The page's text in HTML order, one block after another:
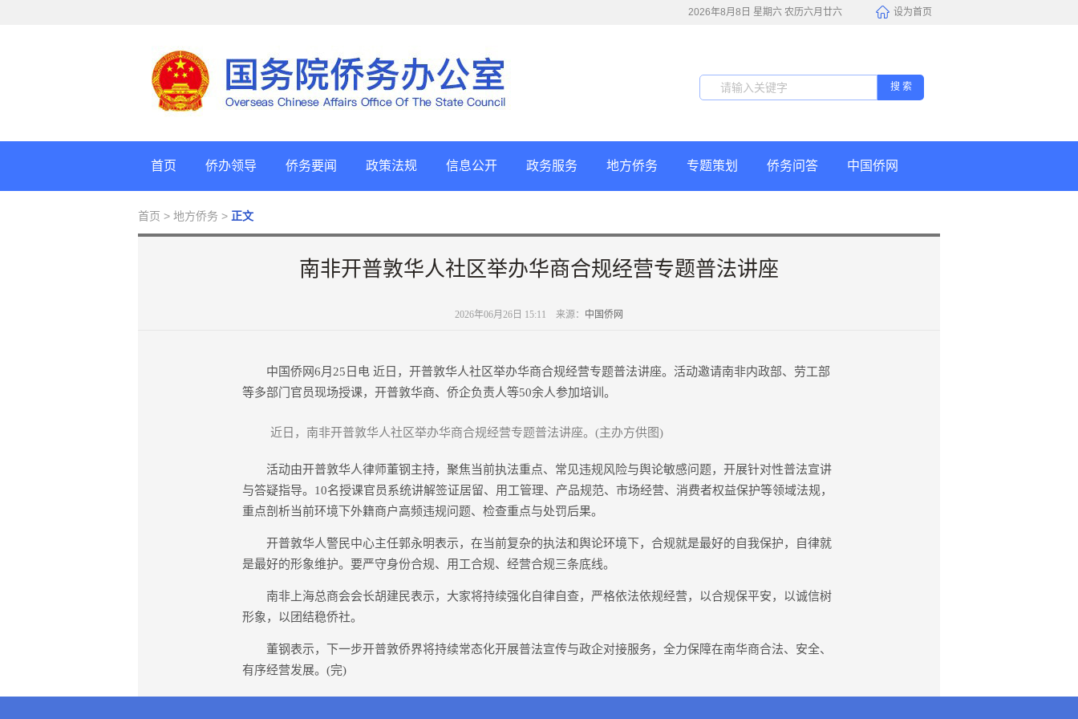
设为首页
2026年8月8日 星期六 农历六月廿六
搜 索
首页 侨办领导 侨务要闻 政策法规 信息公开 政务服务 地方侨务 专题策划 侨务问答 中国侨网
首页 > 地方侨务 > 正文
南非开普敦华人社区举办华商合规经营专题普法讲座
2026年06月26日 15:11 来源： 中国侨网
中国侨网6月25日电 近日，开普敦华人社区举办华商合规经营专题普法讲座。活动邀请南非内政部、劳工部
等多部门官员现场授课，开普敦华商、侨企负责人等50余人参加培训。
近日，南非开普敦华人社区举办华商合规经营专题普法讲座。(主办方供图)
活动由开普敦华人律师董钢主持，聚焦当前执法重点、常见违规风险与舆论敏感问题，开展针对性普法宣讲
与答疑指导。10名授课官员系统讲解签证居留、用工管理、产品规范、市场经营、消费者权益保护等领域法规，
重点剖析当前环境下外籍商户高频违规问题、检查重点与处罚后果。
开普敦华人警民中心主任郭永明表示，在当前复杂的执法和舆论环境下，合规就是最好的自我保护，自律就
是最好的形象维护。要严守身份合规、用工合规、经营合规三条底线。
南非上海总商会会长胡建民表示，大家将持续强化自律自查，严格依法依规经营，以合规保平安，以诚信树
形象，以团结稳侨社。
董钢表示，下一步开普敦侨界将持续常态化开展普法宣传与政企对接服务，全力保障在南华商合法、安全、
有序经营发展。(完)